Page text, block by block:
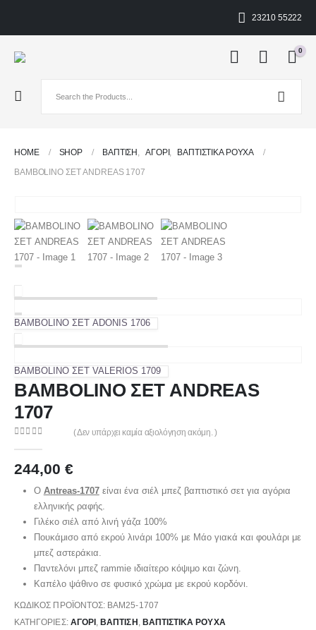
23210 55222
0
HOME SHOP ΒΑΠΤΙΣΗ , ΑΓΌΡΙ ,
ΒΑΠΤΙΣΤΙΚΆ ΡΟΎΧΑ
BAMBOLINO ΣΕΤ ANDREAS 1707
BAMBOLINO ΣΕΤ ADONIS 1706
BAMBOLINO ΣΕΤ VALERIOS 1709
BAMBOLINO ΣΕΤ ANDREAS
1707
( Δεν υπάρχει καμία αξιολόγηση ακόμη. )
244,00 €
O Antreas-1707είναι ένα σιέλ μπεζ βαπτιστικό σετ για αγόρια
ελληνικής ραφής.
Γιλέκο σιέλ από λινή γάζα 100%
Πουκάμισο από εκρού λινάρι 100% με Μάο γιακά και φουλάρι με
μπεζ αστεράκια.
Παντελόνι μπεζ rammie ιδιαίτερο κόψιμο και ζώνη.
Καπέλο ψάθινο σε φυσικό χρώμα με εκρού κορδόνι.
ΚΩΔΙΚΌΣ ΠΡΟΪΌΝΤΟΣ: BAM25-1707
ΚΑΤΗΓΟΡΊΕΣ: ΑΓΌΡΙ , ΒΑΠΤΙΣΗ , ΒΑΠΤΙΣΤΙΚΆ ΡΟΎΧΑ